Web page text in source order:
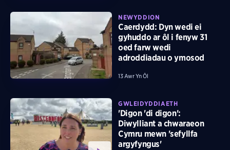
NEWYDDION
Caerdydd: Dyn wedi ei
gyhuddo ar ôl i fenyw 31
oed farw wedi
adroddiadau o ymosod
13 Awr Yn Ôl
GWLEIDYDDIAETH
'Digon 'di digon':
Diwylliant a chwaraeon
Cymru mewn 'sefyllfa
argyfyngus'